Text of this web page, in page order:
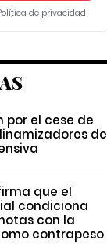
de privacidad
por el cese de
de
que el
condiciona
con la
contrapeso